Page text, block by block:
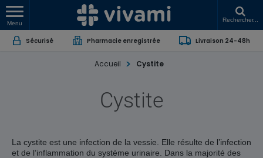
Menu
Rechercher...
Sécurisé Pharmacie enregistrée Livraison 24-48h
Accueil Cystite
Cystite
La cystite est une infection de la vessie. Elle résulte de l’infection
et de l’inflammation du système urinaire. Dans la majorité des